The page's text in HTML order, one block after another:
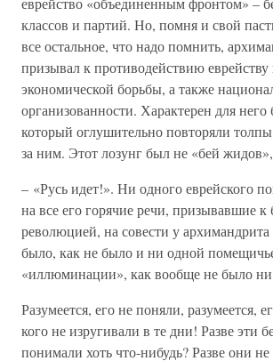
классов и партий. Но, помня и свой
все остальное, что надо помнить,
призывал к противодействию еврейству
экономической борьбы, а также
организованности. Характерен для него
который оглушительно повторяли
за ним. Этот лозунг был не «бей
– «Русь идет!». Ни одного еврейского
на все его горячие речи, призывавшие к
революцией, на совести у
было, как не было и ни одной
«иллюминации», как вообще не было ни
Разумеется, его не поняли, разумеется,
кого не изругивали в те дни! Разве эти
понимали хоть что-нибудь? Разве они